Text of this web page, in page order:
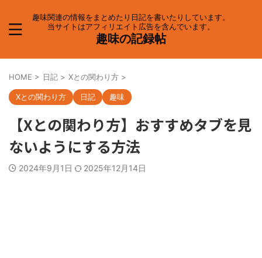
趣味関連の情報をまとめたり日記を書いたりしています。
当サイトはアフィリエイト広告を含んでいます。
趣味の記録帖
HOME > 日記 > Xとの関わり方 >
Xとの関わり方 日記 趣味
【Xとの関わり方】おすすめタブを見
ないようにする方法
2024年9月1日 2025年12月14日